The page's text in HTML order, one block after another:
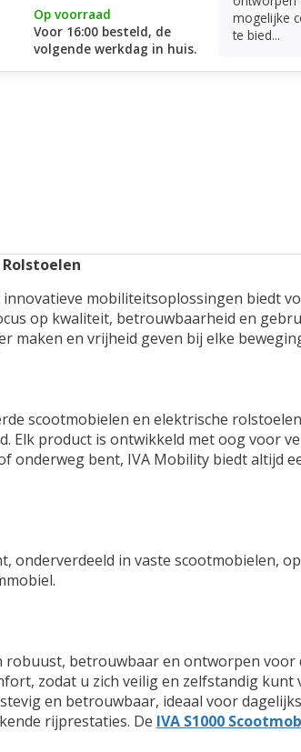
Op voorraad
Voor 16:00 besteld, de
volgende werkdag in huis.
mogelijke
te bied...
mobiliteitsoplossingen biedt
op kwaliteit, betrouwbaarheid en
maken en vrijheid geven bij elke
scootmobielen en elektrische
Elk product is ontwikkeld met oog voor
onderweg bent, IVA Mobility biedt altijd
onderverdeeld in vaste scootmobielen,
robuust, betrouwbaar en ontworpen
zodat u zich veilig en zelfstandig
en betrouwbaar, ideaal voor
rijprestaties. De IVA S1000